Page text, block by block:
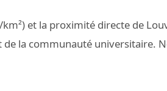
et la proximité directe de
de la communauté universitaire.